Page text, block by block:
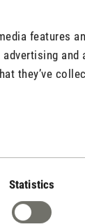
features
and
they’ve
Statistics
wo ich mein
Dank.
sie soll.
Leider kam